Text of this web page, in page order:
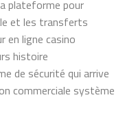
plateforme pour
et les transferts
en ligne casino
histoire
de sécurité qui arrive
commerciale système